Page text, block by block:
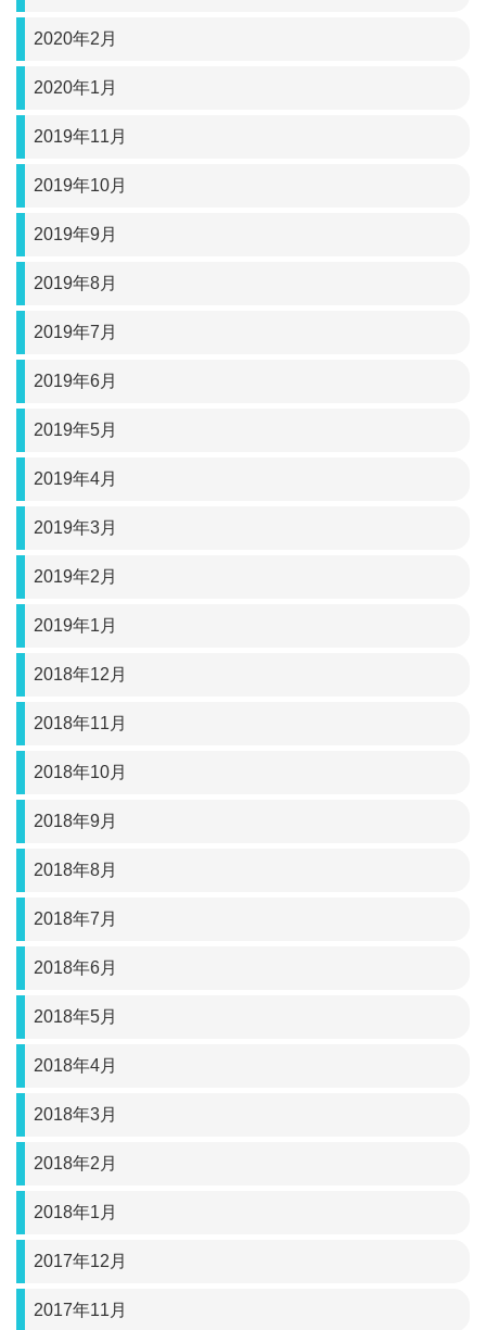
2020年2月
2020年1月
2019年11月
2019年10月
2019年9月
2019年8月
2019年7月
2019年6月
2019年5月
2019年4月
2019年3月
2019年2月
2019年1月
2018年12月
2018年11月
2018年10月
2018年9月
2018年8月
2018年7月
2018年6月
2018年5月
2018年4月
2018年3月
2018年2月
2018年1月
2017年12月
2017年11月